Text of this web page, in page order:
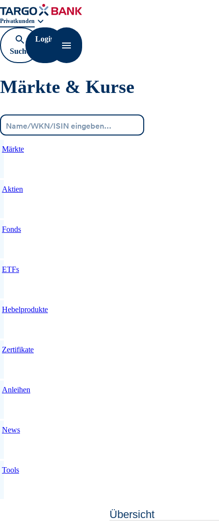
Geschäftsbereichnavigation. Aktuelle Auswahl:
Privatkunden
Suche
öffnen
Login
Navigation öffnen
Märkte & Kurse
Märkte
Aktien
Fonds
ETFs
Hebelprodukte
Zertifikate
Anleihen
News
Tools
Übersicht